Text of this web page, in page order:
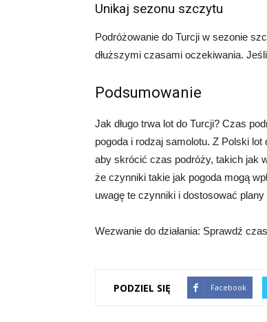
Unikaj sezonu szczytu
Podróżowanie do Turcji w sezonie
dłuższymi czasami oczekiwania.
Podsumowanie
Jak długo trwa lot do Turcji? Czas
pogoda i rodzaj samolotu. Z Polski
aby skrócić czas podróży, takich jak
że czynniki takie jak pogoda mogą
uwagę te czynniki i dostosować
Wezwanie do działania: Sprawdź
PODZIEL SIĘ Facebook